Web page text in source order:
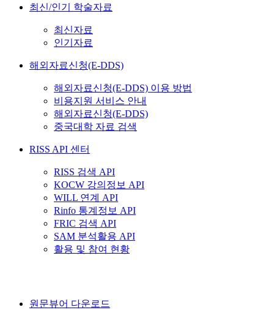
최신/인기 학술자료
최신자료
인기자료
해외자료신청(E-DDS)
해외자료신청(E-DDS) 이용 방법
비용지원 서비스 안내
해외자료신청(E-DDS)
중국대학 자료 검색
RISS API 센터
RISS 검색 API
KOCW 강의정보 API
WILL 연계 API
Rinfo 통계정보 API
FRIC 검색 API
SAM 분석활용 API
활용 및 참여 현황
원문뷰어 다운로드